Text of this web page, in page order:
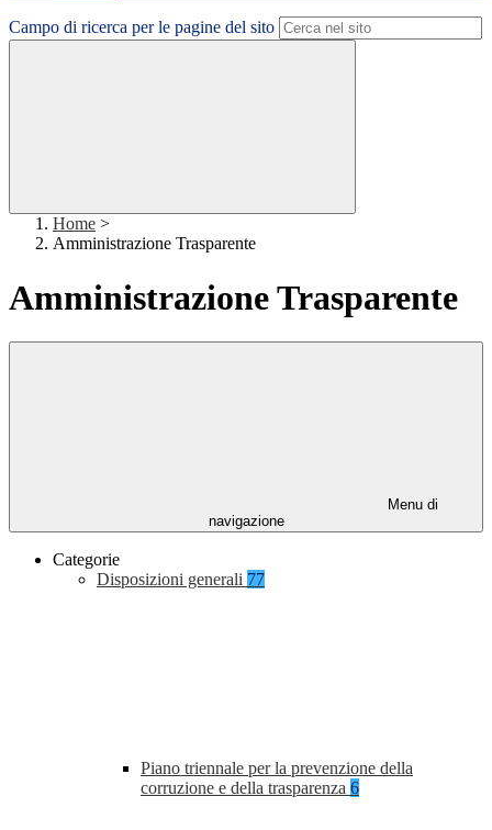
Campo di ricerca per le pagine del sito
Home >
Amministrazione Trasparente
Amministrazione Trasparente
Menu di
navigazione
Categorie
Disposizioni generali 77
Piano triennale per la prevenzione della
corruzione e della trasparenza 6